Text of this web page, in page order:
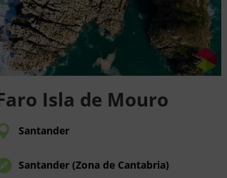
Isla de Mouro
Santander
Santander (Zona de Cantabria)